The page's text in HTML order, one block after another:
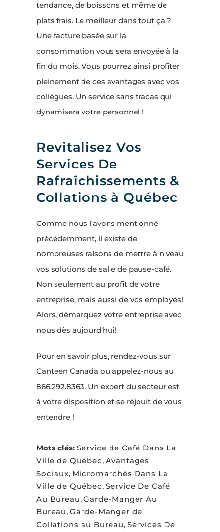
tendance, de boissons et même de
plats frais. Le meilleur dans tout ça ?
Une facture basée sur la
consommation vous sera envoyée à la
fin du mois. Vous pourrez ainsi profiter
pleinement de ces avantages avec vos
collègues. Un service sans tracas qui
dynamisera votre personnel !
Revitalisez Vos
Services De
Rafraîchissements &
Collations à Québec
Comme nous l'avons mentionné
précédemment, il existe de
nombreuses raisons de mettre à niveau
vos solutions de salle de pause-café.
Non seulement au profit de votre
entreprise, mais aussi de vos employés!
Alors, démarquez votre entreprise avec
nous dès aujourd'hui!
Pour en savoir plus, rendez-vous sur
Canteen Canada ou appelez-nous au
866.292.8363. Un expert du secteur est
à votre disposition et se réjouit de vous
entendre !
Mots clés: Service de Café Dans La
Ville de Québec, Avantages
Sociaux, Micromarchés Dans La
Ville de Québec, Service De Café
Au Bureau, Garde-Manger Au
Bureau, Garde-Manger de
Collations au Bureau, Services De